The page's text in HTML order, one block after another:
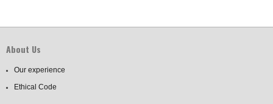
About Us
Our experience
Ethical Code